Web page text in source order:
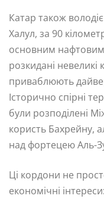
Катар також
Халул, за 90
основним
розкидані невеликі
приваблюють
Історично спірні
були розподілені
користь Бахрейну,
над фортецею Аль-
Ці кордони не
економічні